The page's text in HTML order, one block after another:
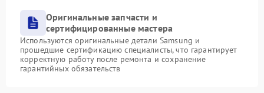
Оригинальные запчасти и
сертифицированные мастера
Используются оригинальные детали Samsung и
прошедшие сертификацию специалисты, что гарантирует
корректную работу после ремонта и сохранение
гарантийных обязательств